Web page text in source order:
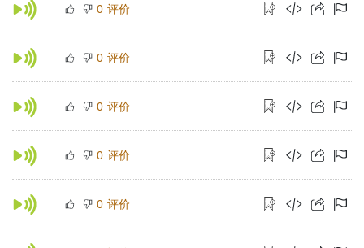
0 评价
0 评价
0 评价
0 评价
0 评价